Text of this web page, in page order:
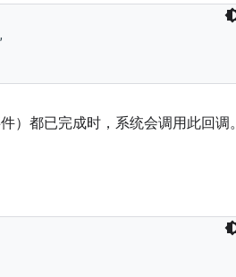
）都已完成时，系统会调用此回调。